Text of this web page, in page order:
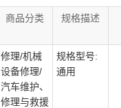
商品分类 规格描述
修理/机械
设备修理/
汽车维护、
修理与救援
规格型号:
通用